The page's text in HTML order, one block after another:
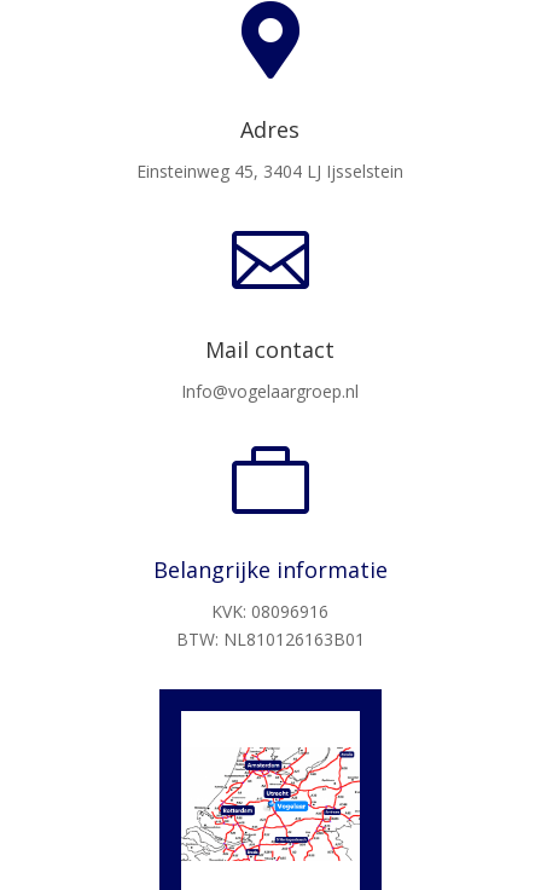

Adres
Einsteinweg 45, 3404 LJ Ijsselstein

Mail contact
Info@vogelaargroep.nl

Belangrijke informatie
KVK: 08096916
BTW: NL810126163B01